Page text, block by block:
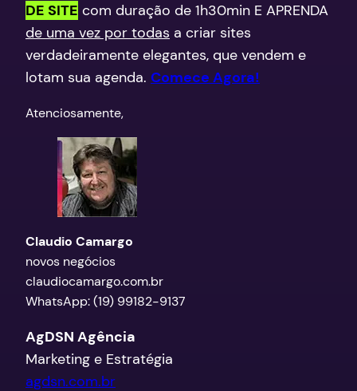
DE SITE com duração de 1h30min E APRENDA
de uma vez por todas a criar sites
verdadeiramente elegantes, que vendem e
lotam sua agenda. Comece Agora!
​Atenciosamente,
Claudio Camargo
novos negócios
claudiocamargo.com.br
WhatsApp: (19) 99182-9137
AgDSN Agência
Marketing e Estratégia
agdsn.com.br